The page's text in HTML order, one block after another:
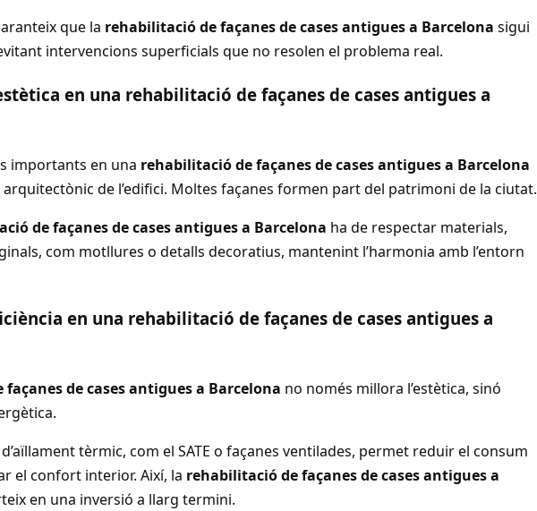
que la rehabilitació de façanes de cases antigues a Barcelona sigui
intervencions superficials que no resolen el problema real.
en una rehabilitació de façanes de cases antigues a
importants en una rehabilitació de façanes de cases antigues a Barcelona
de l’edifici. Moltes façanes formen part del patrimoni de la ciutat.
de façanes de cases antigues a Barcelona ha de respectar materials,
com motllures o detalls decoratius, mantenint l’harmonia amb l’entorn
en una rehabilitació de façanes de cases antigues a
de cases antigues a Barcelona no només millora l’estètica, sinó
tèrmic, com el SATE o façanes ventilades, permet reduir el consum
el confort interior. Així, la rehabilitació de façanes de cases antigues a
en una inversió a llarg termini.